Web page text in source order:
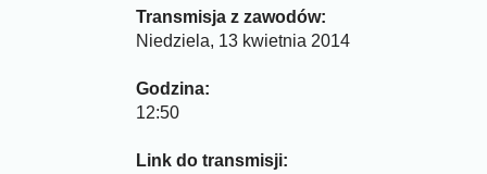
Transmisja z zawodów:
Niedziela, 13 kwietnia 2014
Godzina:
12:50
Link do transmisji: